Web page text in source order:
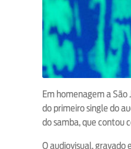
Em homenagem a São
do primeiro single do
do samba, que contou
O audiovisual, gravado